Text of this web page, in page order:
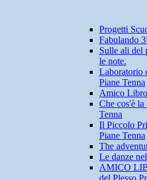
Progetti
Fabulando
Sulle ali del
le note.
Laboratorio
Piane Tenna
Amico
Che cos'è
Tenna
Il Piccolo
Piane Tenna
The
Le danze
AMICO